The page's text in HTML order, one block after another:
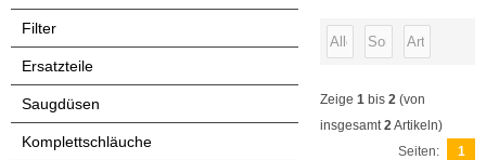
Zeige 1 bis 2 (von
insgesamt2Artikeln)
Seiten:
1
Filter
Ersatzteile
Saugdüsen
Komplettschläuche